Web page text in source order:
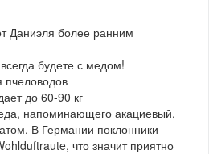
Даниэля более ранним
будете с медом!
пчеловодов
до 60-90 кг
напоминающего акациевый,
В Германии поклонники
что значит приятно